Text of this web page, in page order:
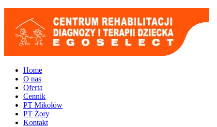
Home
O nas
Oferta
Cennik
PT Mikołów
PT Żory
Kontakt